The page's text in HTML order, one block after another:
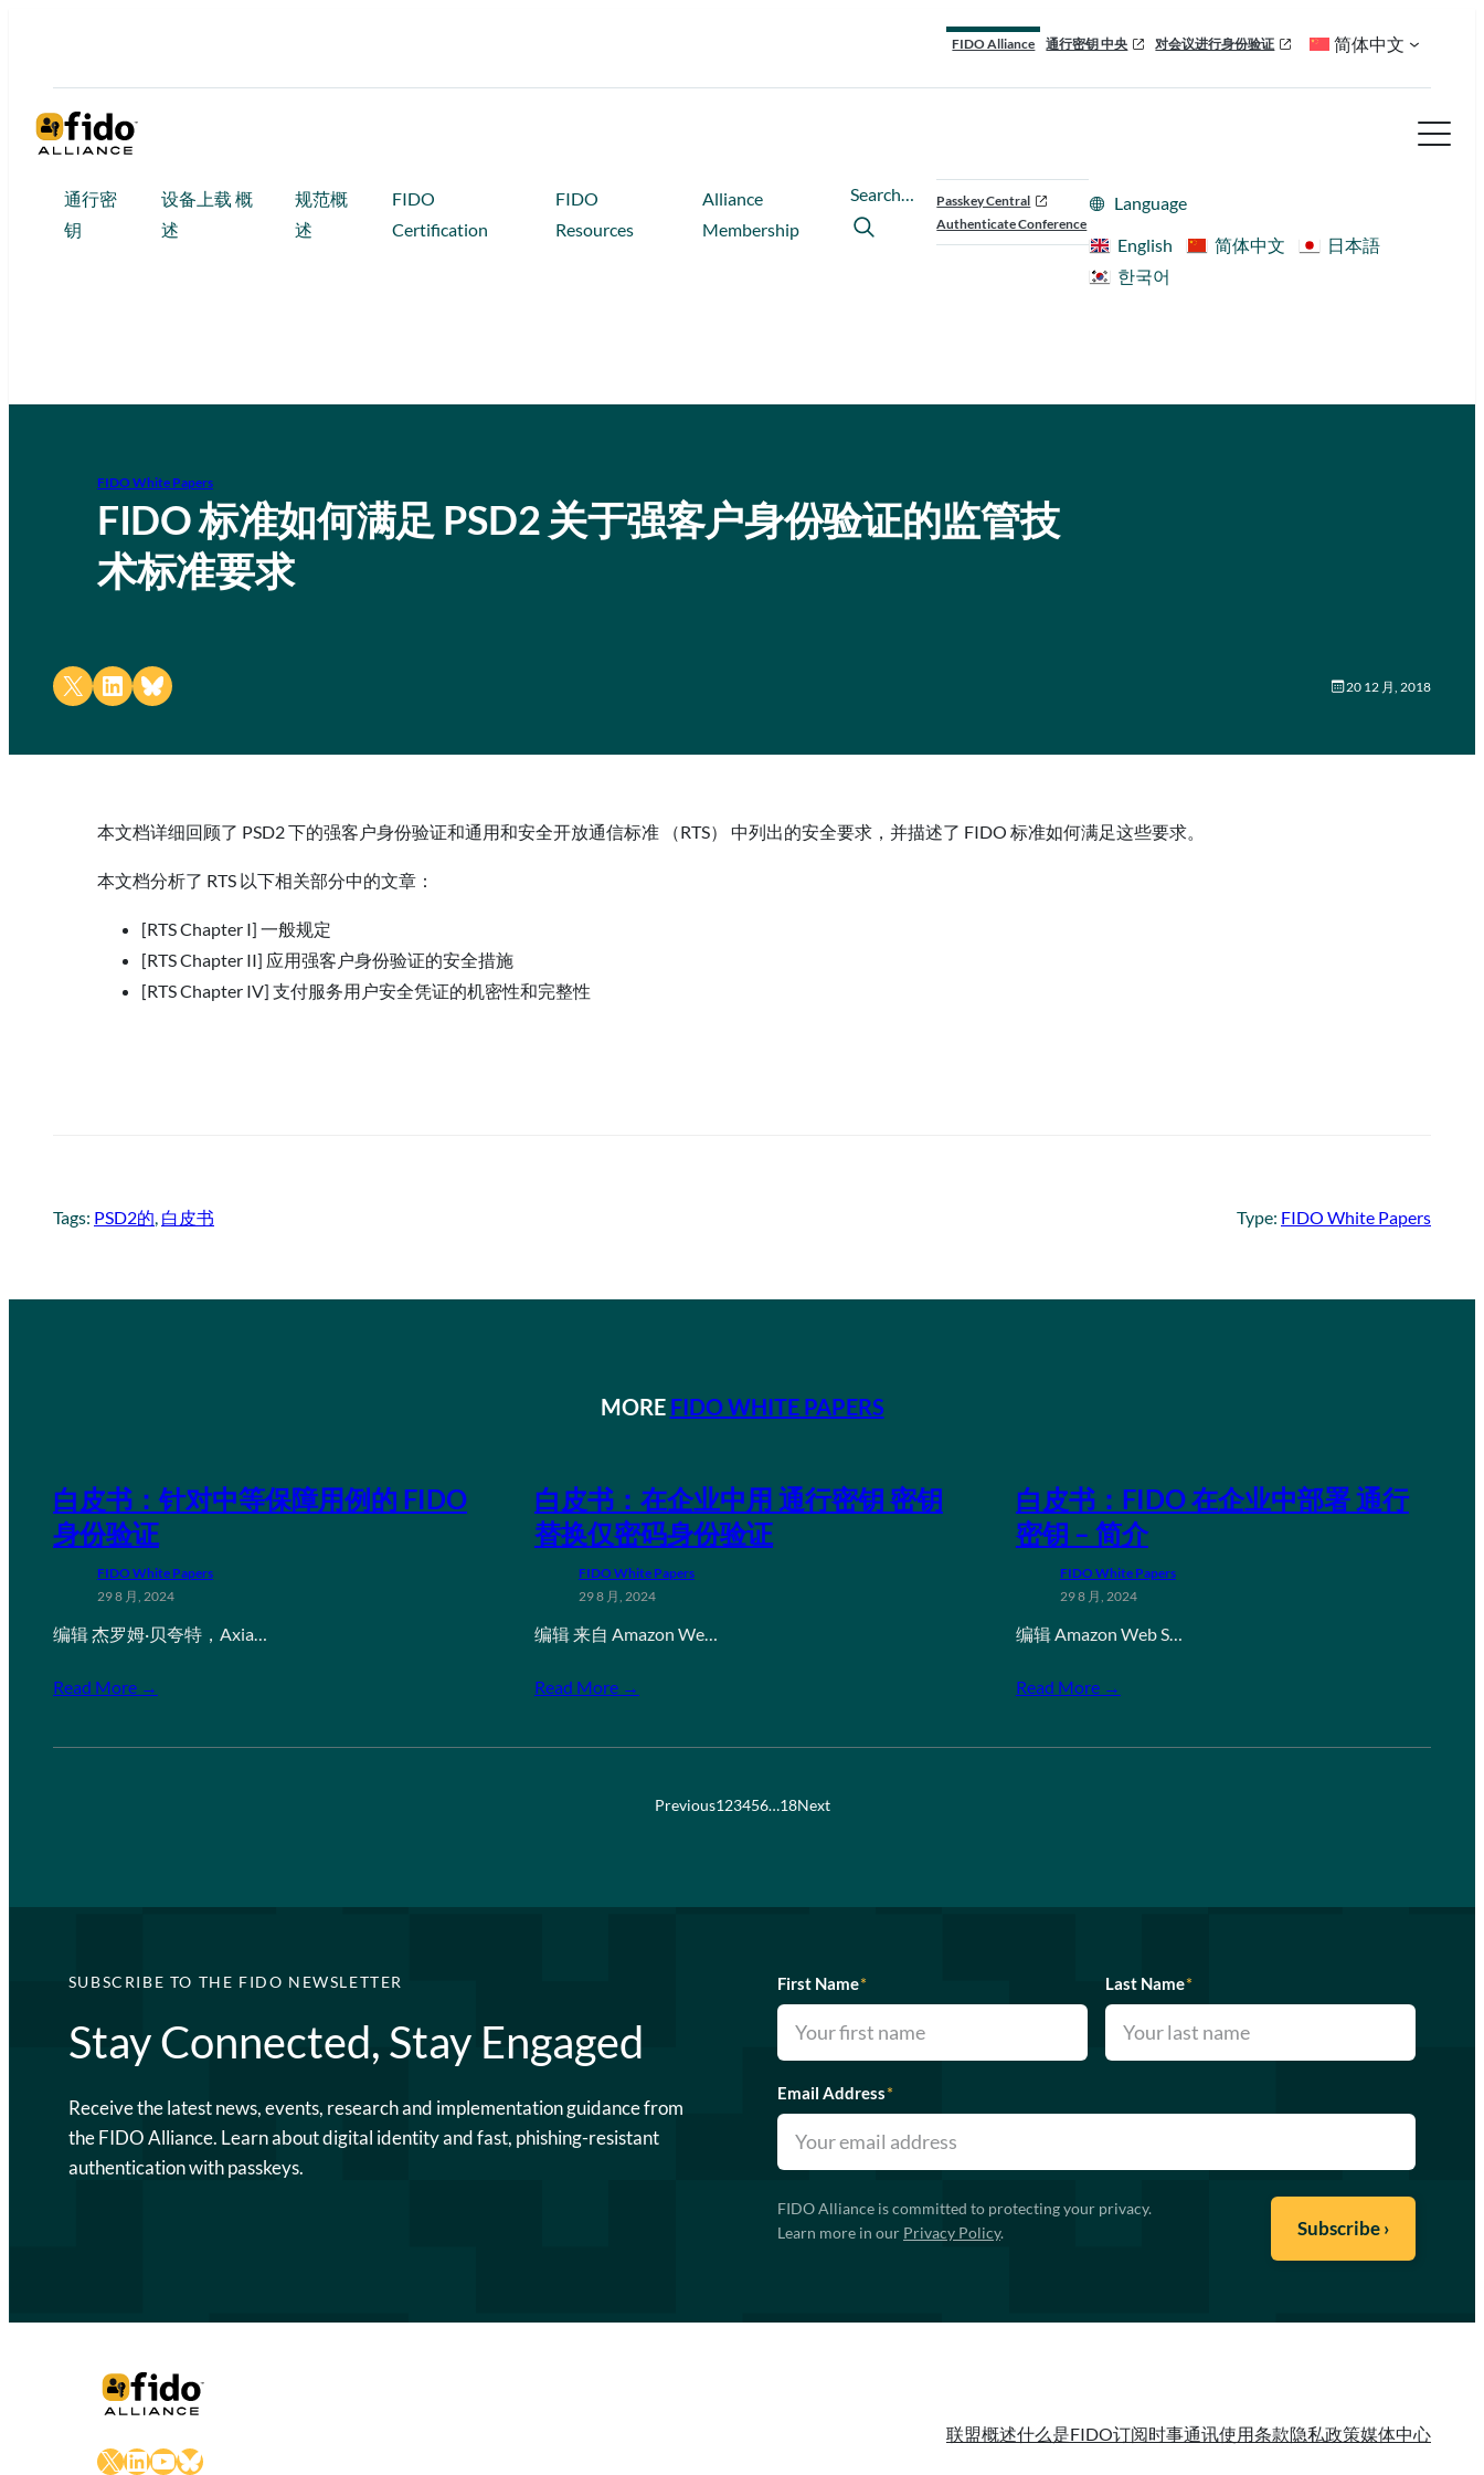
FIDO Alliance 通行密钥 中央 对会议进行身份验证 简体中文
通行密
钥
设备上载 概
述
规范概
述
FIDO
Certification
FIDO
Resources
Alliance
Membership
Search…
Passkey Central
Authenticate Conference
Language
English
简体中文
日本語
한국어
FIDO White Papers
FIDO 标准如何满足 PSD2 关于强客户身份验证的监管技
术标准要求
Share on X Share on LinkedIn
Share on Bluesky 20 12 月, 2018
本文档详细回顾了 PSD2 下的强客户身份验证和通用和安全开放通信标准 （RTS） 中列出的安全要求，并描述了 FIDO 标准如何满足这些要求。
本文档分析了 RTS 以下相关部分中的文章：
[RTS Chapter I] 一般规定
[RTS Chapter II] 应用强客户身份验证的安全措施
[RTS Chapter IV] 支付服务用户安全凭证的机密性和完整性
Tags: PSD2的, 白皮书 Type: FIDO White Papers
MORE FIDO WHITE PAPERS
白皮书：针对中等保障用例的 FIDO
身份验证
FIDO White Papers
29 8 月, 2024
编辑 杰罗姆·贝夸特，Axia…
Read More →
白皮书：在企业中用 通行密钥 密钥
替换仅密码身份验证
FIDO White Papers
29 8 月, 2024
编辑 来自 Amazon We…
Read More →
白皮书：FIDO 在企业中部署 通行
密钥 – 简介
FIDO White Papers
29 8 月, 2024
编辑 Amazon Web S…
Read More →
Previous123456…18Next
SUBSCRIBE TO THE FIDO NEWSLETTER
Stay Connected, Stay Engaged
Receive the latest news, events, research and implementation guidance from
the FIDO Alliance. Learn about digital identity and fast, phishing-resistant
authentication with passkeys.
First Name* Last Name*
Email Address*
FIDO Alliance is committed to protecting your privacy.
Learn more in our Privacy Policy.
X LinkedIn
YouTube
Bluesky
联盟概述什么是FIDO订阅时事通讯使用条款隐私政策媒体中心